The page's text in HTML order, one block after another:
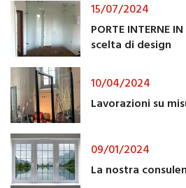
15/07/2024
PORTE INTERNE
scelta di design
10/04/2024
Lavorazioni su
09/01/2024
La nostra